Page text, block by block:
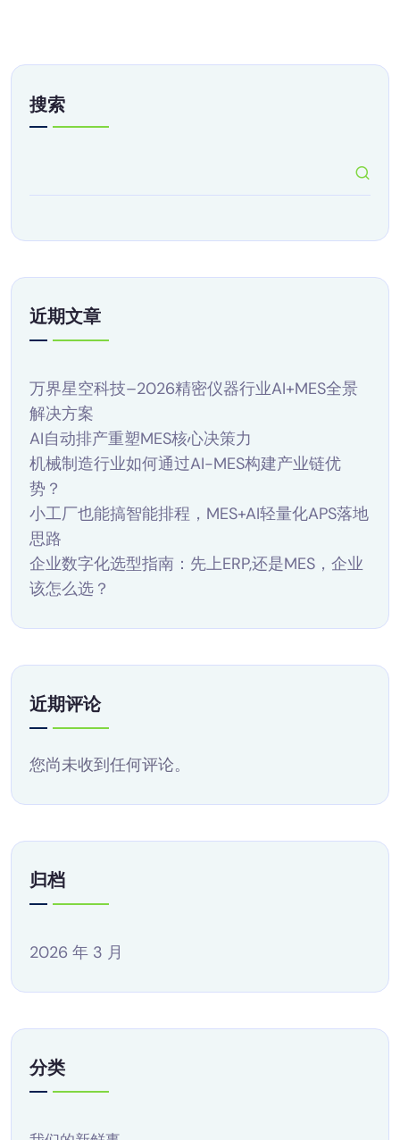
搜索
近期文章
万界星空科技–2026精密仪器行业AI+MES全景
解决方案
AI自动排产重塑MES核心决策力
机械制造行业如何通过AI-MES构建产业链优
势？
小工厂也能搞智能排程，MES+AI轻量化APS落地
思路
企业数字化选型指南：先上ERP,还是MES，企业
该怎么选？
近期评论
您尚未收到任何评论。
归档
2026 年 3 月
分类